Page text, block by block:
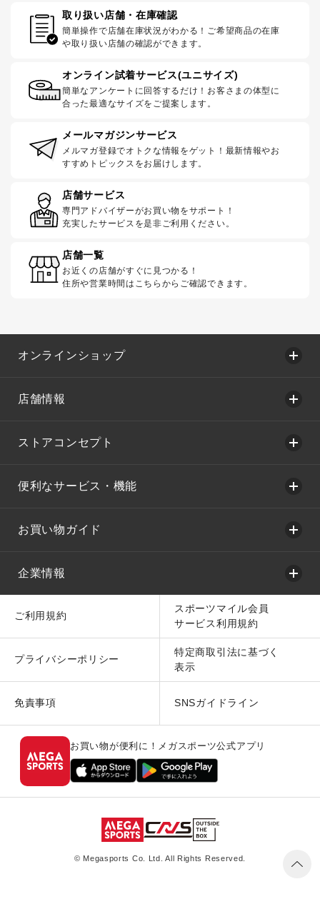
取り扱い店舗・在庫確認
簡単操作で店舗在庫状況がわかる！ご希望商品の在庫
や取り扱い店舗の確認ができます。
オンライン試着サービス(ユニサイズ)
簡単なアンケートに回答するだけ！お客さまの体型に
合った最適なサイズをご提案します。
メールマガジンサービス
メルマガ登録でオトクな情報をゲット！最新情報やお
すすめトピックスをお届けします。
店舗サービス
専門アドバイザーがお買い物をサポート！
充実したサービスを是非ご利用ください。
店舗一覧
お近くの店舗がすぐに見つかる！
住所や営業時間はこちらからご確認できます。
オンラインショップ
店舗情報
ストアコンセプト
便利なサービス・機能
お買い物ガイド
企業情報
ご利用規約
スポーツマイル会員
サービス利用規約
プライバシーポリシー
特定商取引法に基づく
表示
免責事項 SNSガイドライン
お買い物が便利に！メガスポーツ公式アプリ
© Megasports Co. Ltd. All Rights Reserved.